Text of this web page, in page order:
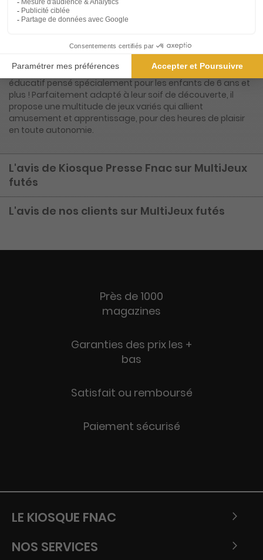
Découvrez le magazine Multijeux Futés, le jeu ludique et
éducatif pensé spécialement pour les enfants de 6 ans et
plus ! Parfaitement adapté à leur soif de découverte, il
propose une multitude de jeux variés qui allient
amusement et apprentissage, pour des heures de plaisir
en toute autonomie.
L'avis de Kiosque Presse Fnac sur MultiJeux
futés
L'avis de nos clients sur MultiJeux futés
Près de 1000
magazines
Garanties des prix les +
bas
Satisfait ou remboursé
Paiement sécurisé
LE KIOSQUE FNAC
NOS SERVICES